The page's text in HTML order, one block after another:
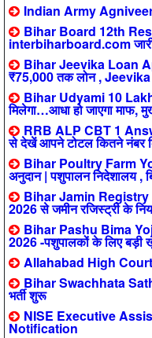
Indian Army
Bihar Board 12th
interbiharboard.com जारी,
Bihar Jeevika Loan
₹75,000 तक लोन ,
Bihar Udyami 10
मिलेगा…आधा हो जाएगा माफ,
RRB ALP CBT 1
से देखें आपने टोटल कितने नंबर
Bihar Poultry Farm
अनुदान | पशुपालन निदेशालय ,
Bihar Jamin Registry
2026 से जमीन रजिस्ट्री के
Bihar Pashu Bima
2026 -पशुपालकों के लिए बड़ी
Allahabad High
Bihar Swachhata
भर्ती शुरू
NISE Executive
Notification